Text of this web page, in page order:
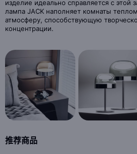
изделие идеально справляется с этой
лампа JACK наполняет комнаты
атмосферу, способствующую
концентрации.
推荐商品